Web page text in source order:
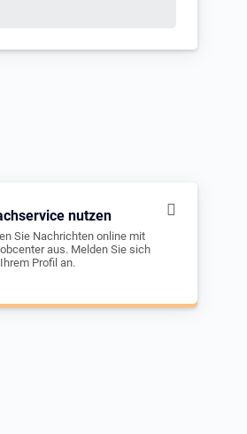
nutzen
Sie Nachrichten online mit
aus. Melden Sie sich
Profil an.